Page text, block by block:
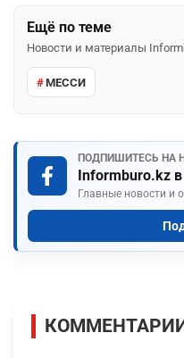
Ещё по теме
Новости и материалы
МЕССИ
ПОДПИШИТЕСЬ НА
Informburo.kz
Главные новости и